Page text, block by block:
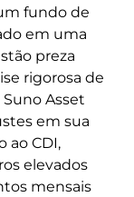
fundo de
em uma
preza
rigorosa de
Asset
em sua
ao CDI,
elevados
mensais